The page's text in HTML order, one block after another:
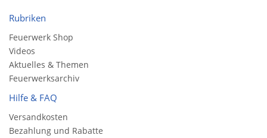
Rubriken
Feuerwerk Shop
Videos
Aktuelles & Themen
Feuerwerksarchiv
Hilfe & FAQ
Versandkosten
Bezahlung und Rabatte